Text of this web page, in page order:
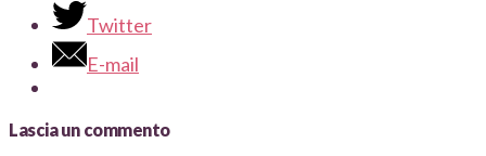
Twitter
E-mail
Lascia un commento